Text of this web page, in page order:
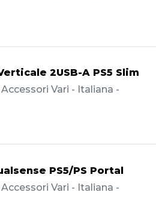
2USB-A PS5 Slim
Vari - Italiana -
PS5/PS Portal
Vari - Italiana -